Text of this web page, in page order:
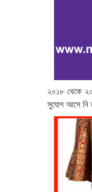
২০১৮ থেকে
সুযোগ আসে নি